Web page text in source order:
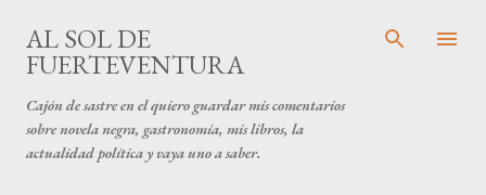
AL SOL DE
FUERTEVENTURA
Cajón de sastre en el quiero guardar mis comentarios
sobre novela negra, gastronomía, mis libros, la
actualidad política y vaya uno a saber.